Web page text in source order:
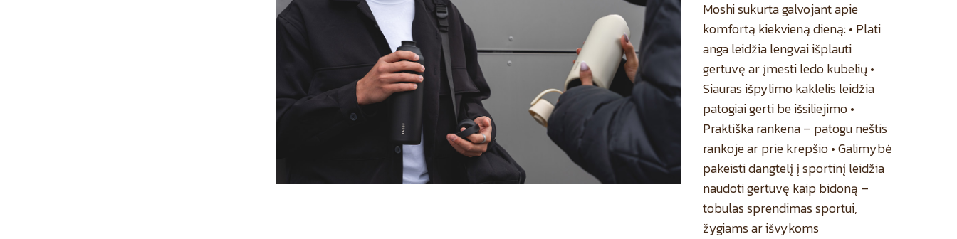
Moshi sukurta galvojant apie
komfortą kiekvieną dieną: • Plati
anga leidžia lengvai išplauti
gertuvę ar įmesti ledo kubelių •
Siauras išpylimo kaklelis leidžia
patogiai gerti be išsiliejimo •
Praktiška rankena – patogu neštis
rankoje ar prie krepšio • Galimybė
pakeisti dangtelį į sportinį leidžia
naudoti gertuvę kaip bidoną –
tobulas sprendimas sportui,
žygiams ar išvykoms